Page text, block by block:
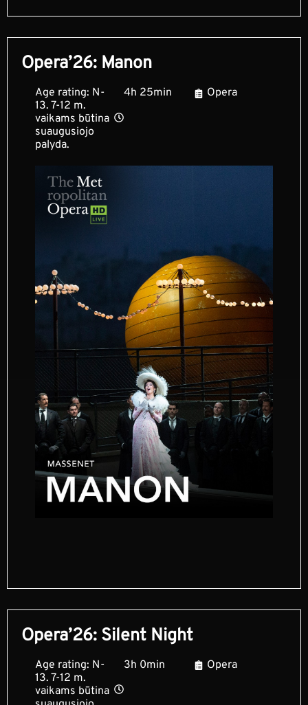
Opera’26: Manon
Age rating: N-
13. 7-12 m.
vaikams būtina
suaugusiojo
palyda.
4h 25min Opera
Opera’26: Silent Night
Age rating: N-
13. 7-12 m.
vaikams būtina
3h 0min Opera